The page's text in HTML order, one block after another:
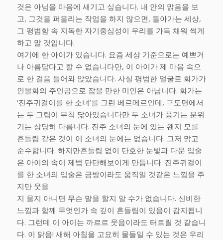
것은 아님을 마음에 새기고 싶습니다. 내 안의 맑음을 보
고, 그것을 퍼올리는 작업을 하지 않으면, 돌아가는 세상,
그 평범함 속 지독한 자기중심성이 우리를 가득 채워 썩게
하고 말 것입니다.
여기에 한 아이가 있습니다. 요즘 세상 기준으로는 예쁘거
나 아름답다고 할 수 없습니다만, 이 아이가 제 마음 속으
로 한 걸음 들어와 앉았습니다. 사실 평범한 얼굴로 화가가
인물화의 주인공으로 잡을 만한 미인은 아닙니다. 화가는
‘진주귀걸이를 한 소녀’를 그린 베르메르인데, 구도면에서
는 두 그림이 무척 닮아있습니다만 두 소녀가 풍기는 분위
기는 상당히 다릅니다. 진주 소녀의 눈에 있는 왠지 모를
흔들림 같은 것이 이 소녀의 눈에는 없습니다. 그저 맑고
순수합니다. 하지만흔들림 없이 단호한 눈빛과 다문 입술
은 아이의 속이 제법 단단해보이게 만듭니다. 진주귀걸이
를 한 소녀의 입술은 금방이라도 움직일 것같은 느낌을 주
지만 웃을
지 울지 아니면 무슨 말을 할지 알 수가 없습니다. 신비한
느낌과 함께 무엇인가 속 깊이 흔들림이 있음이 감지됩니
다. 그런데 이 아이는 까르르 웃음이라도 터트릴 것 같습니
다. 이 맑음! 새해 아침을 고요히 물들일 수 있는 것은 우리